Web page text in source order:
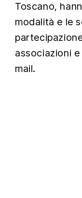
Toscano,
modalità e le
associazioni
mail.